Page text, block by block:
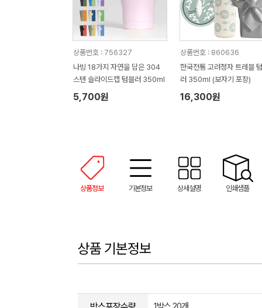
상품번호 : 756327
나빙 18가지 자연을 담은 304
스텐 슬라이드캡 텀블러 350ml
5,700원
상품번호 : 860636
한국전통 고려청자 트레블
러 350ml (보자기 포장)
16,300원
상품정보 기본정보 상세설명 인쇄샘플
상품 기본정보